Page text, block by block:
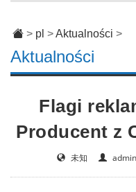
Aktualności
> pl >Aktualności >
Flagi
Producent z
未知 admin